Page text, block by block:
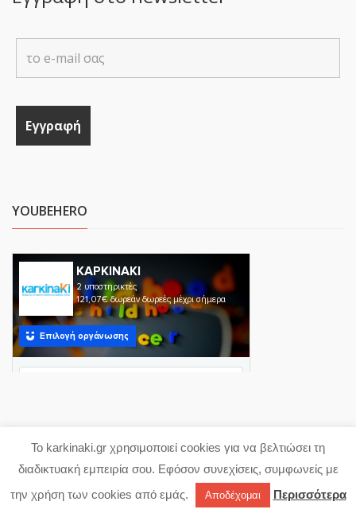
YOUBEHERO
Copyright 2023 karkinaki.gr
Powered with ♥ byproDigi
Το karkinaki.gr χρησιμοποιεί cookies για να βελτιώσει τη
διαδικτυακή εμπειρία σου. Εφόσον συνεχίσεις, συμφωνείς με
την χρήση των cookies από εμάς.
Αποδέχομαι Περισσότερα